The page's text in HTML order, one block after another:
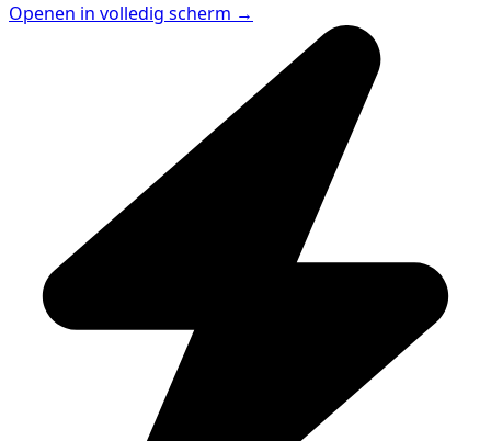
Openen in volledig scherm →